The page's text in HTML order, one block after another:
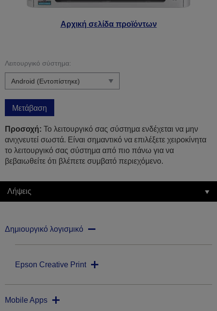
Αρχική σελίδα προϊόντων
Λειτουργικό σύστημα:
Μετάβαση
Προσοχή: Το λειτουργικό σας σύστημα ενδέχεται να μην
ανιχνευτεί σωστά. Είναι σημαντικό να επιλέξετε χειροκίνητα
το λειτουργικό σας σύστημα από πιο πάνω για να
βεβαιωθείτε ότι βλέπετε συμβατό περιεχόμενο.
Λήψεις
Δημιουργικό λογισμικό
Epson Creative Print
Mobile Apps